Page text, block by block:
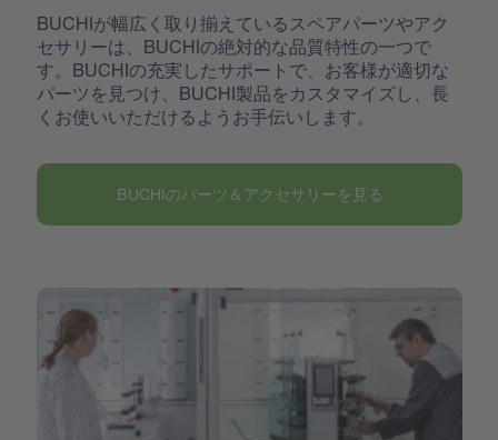
BUCHIが幅広く取り揃えているスペアパーツやアク
セサリーは、BUCHIの絶対的な品質特性の一つで
す。BUCHIの充実したサポートで、お客様が適切な
パーツを見つけ、BUCHI製品をカスタマイズし、長
くお使いいただけるようお手伝いします。
BUCHIのパーツ＆アクセサリーを見る